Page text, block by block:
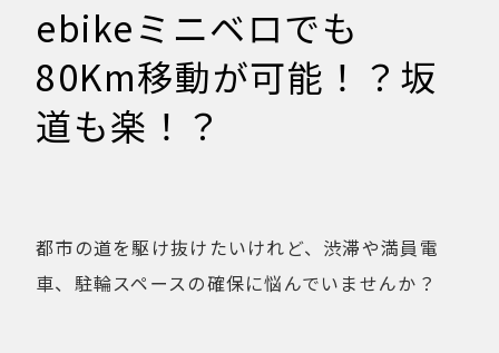
お客様の声
グッズ＆オプション
クロスバイクの特徴
比較検討
法人向け
点検・修理サービス
痩せないことへの不満
ebikeミニベロでも
80Km移動が可能！？坂
道も楽！？
都市の道を駆け抜けたいけれど、渋滞や満員電
車、駐輪スペースの確保に悩んでいませんか？